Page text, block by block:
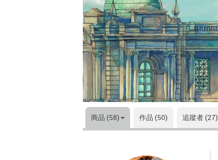
商品 (58) 作品 (50) 追蹤者 (27)